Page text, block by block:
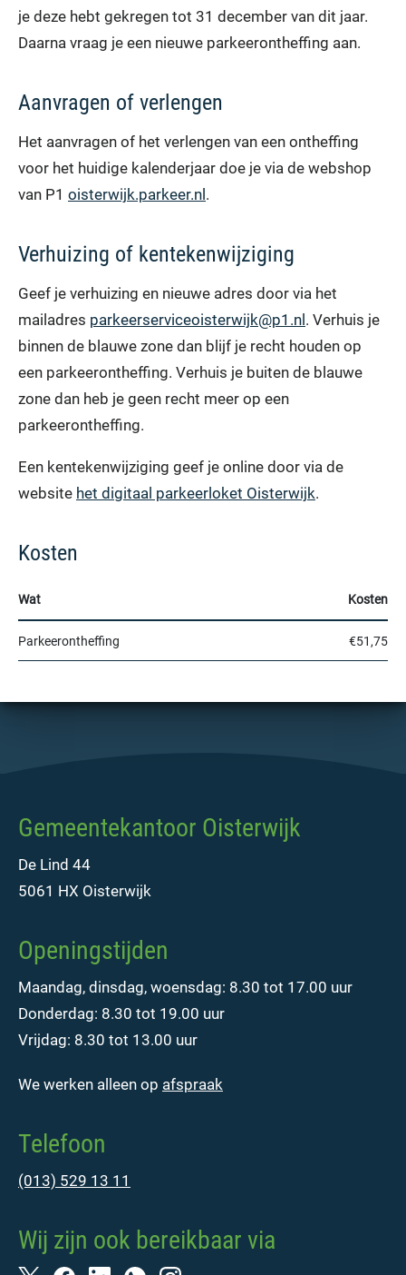
je deze hebt gekregen tot 31 december van dit jaar.
Daarna vraag je een nieuwe parkeerontheffing aan.
Aanvragen of verlengen
Het aanvragen of het verlengen van een ontheffing
voor het huidige kalenderjaar doe je via de webshop
van P1 oisterwijk.parkeer.nl.
Verhuizing of kentekenwijziging
Geef je verhuizing en nieuwe adres door via het
mailadres parkeerserviceoisterwijk@p1.nl. Verhuis je
binnen de blauwe zone dan blijf je recht houden op
een parkeerontheffing. Verhuis je buiten de blauwe
zone dan heb je geen recht meer op een
parkeerontheffing.
Een kentekenwijziging geef je online door via de
website het digitaal parkeerloket Oisterwijk.
Kosten
Wat Kosten
Parkeerontheffing €51,75
Gemeentekantoor Oisterwijk
De Lind 44
5061 HX Oisterwijk
Openingstijden
Maandag, dinsdag, woensdag: 8.30 tot 17.00 uur
Donderdag: 8.30 tot 19.00 uur
Vrijdag: 8.30 tot 13.00 uur
We werken alleen op afspraak
Telefoon
(013) 529 13 11
Wij zijn ook bereikbaar via